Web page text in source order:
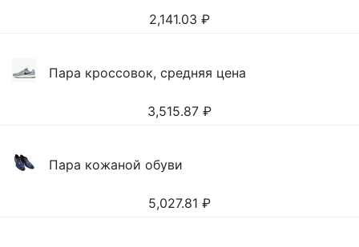
2,141.03 ₽
Пара кроссовок, средняя цена
3,515.87 ₽
Пара кожаной обуви
5,027.81 ₽